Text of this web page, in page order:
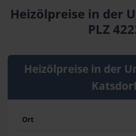
Heizölpreise in der
PLZ
Heizölpreise in der
Ort